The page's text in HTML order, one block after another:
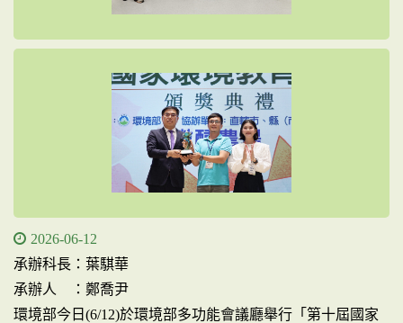
2026-06-12
承辦科長：葉騏華
承辦人 ：鄭喬尹
環境部今日(6/12)於環境部多功能會議廳舉行「第十屆國家